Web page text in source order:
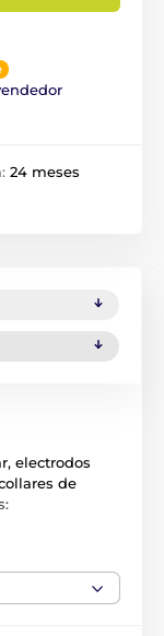
24 meses
electrodos
de